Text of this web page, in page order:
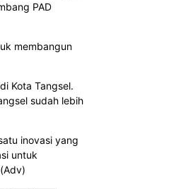
PAD
membangun
Kota Tangsel.
sudah lebih
inovasi yang
untuk